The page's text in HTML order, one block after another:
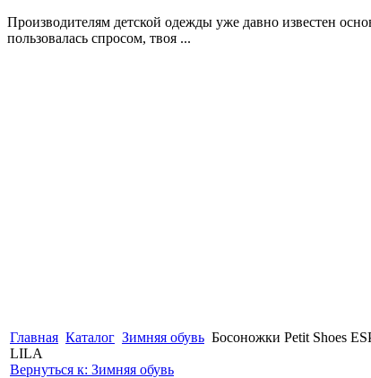
Производителям детской одежды уже давно известен
пользовалась спросом, твоя ...
Главная Каталог Зимняя обувь Босоножки Petit Shoes
LILA
Вернуться к: Зимняя обувь